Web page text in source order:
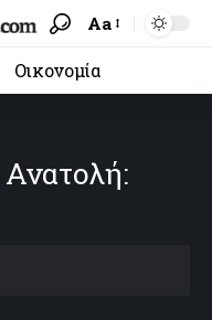
Aa
Οικονομία